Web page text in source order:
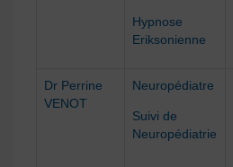
Hypnose
Eriksonienne
Dr Perrine
VENOT
Neuropédiatre
Suivi de
Neuropédiatrie